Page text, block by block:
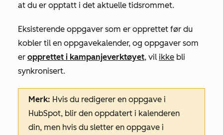
at du er opptatt i det aktuelle tidsrommet.
Eksisterende oppgaver som er opprettet før du
kobler til en oppgavekalender, og oppgaver som
er opprettet i kampanjeverktøyet, vil ikke bli
synkronisert.
Merk: Hvis du redigerer en oppgave i
HubSpot, blir den oppdatert i kalenderen
din, men hvis du sletter en oppgave i